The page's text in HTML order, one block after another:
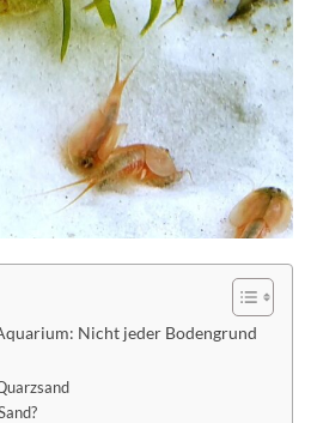
Nicht jeder Bodengrund